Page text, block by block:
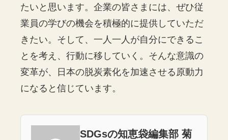
たいと思います。企業の皆さまには、ぜひ従
業員の学びの機会を積極的に提供していただ
きたい。そして、一人一人が自分にできるこ
とを考え、行動に移していく。そんな意識の
変革が、日本の脱炭素化を加速させる原動力
になると信じています。
SDGsの知恵袋編集部 菊